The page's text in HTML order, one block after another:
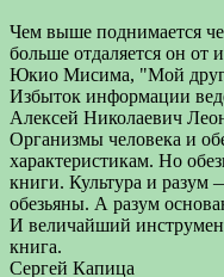
Чем выше поднимается
больше отдаляется он
Юкио Мисима, "Мой друг
Избыток информации
Алексей Николаевич
Организмы человека и
характеристикам. Но
книги. Культура и разум
обезьяны. А разум
И величайший
книга.
Сергей Капица